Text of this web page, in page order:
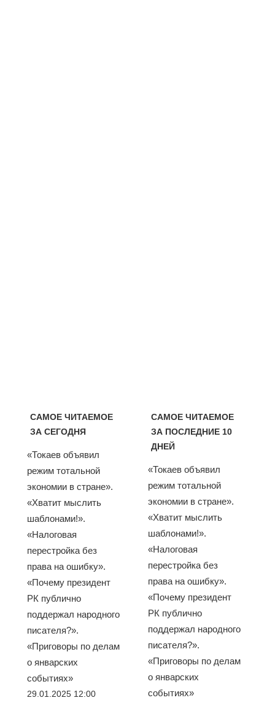
САМОЕ ЧИТАЕМОЕ
ЗА СЕГОДНЯ
«Токаев объявил
режим тотальной
экономии в стране».
«Хватит мыслить
шаблонами!».
«Налоговая
перестройка без
права на ошибку».
«Почему президент
РК публично
поддержал народного
писателя?».
«Приговоры по делам
о январских
событиях»
29.01.2025 12:00
САМОЕ ЧИТАЕМОЕ
ЗА ПОСЛЕДНИЕ 10
ДНЕЙ
«Токаев объявил
режим тотальной
экономии в стране».
«Хватит мыслить
шаблонами!».
«Налоговая
перестройка без
права на ошибку».
«Почему президент
РК публично
поддержал народного
писателя?».
«Приговоры по делам
о январских
событиях»